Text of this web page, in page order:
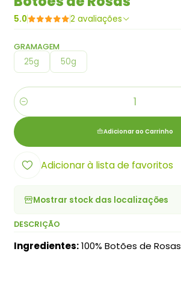
5.0 2 avaliações
GRAMAGEM
25g 50g
Quantidade
Adicionar ao Carrinho
Adicionar à lista de favoritos
Mostrar stock das localizações
DESCRIÇÃO
Ingredientes:100% Botões de Rosas